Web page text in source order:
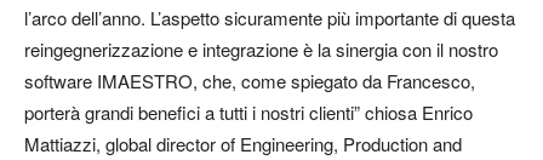
l’arco dell’anno. L’aspetto sicuramente più importante di questa
reingegnerizzazione e integrazione è la sinergia con il nostro
software IMAESTRO, che, come spiegato da Francesco,
porterà grandi benefici a tutti i nostri clienti” chiosa Enrico
Mattiazzi, global director of Engineering, Production and